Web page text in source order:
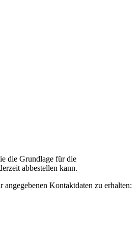
die Grundlage für die
abbestellen kann.
Kontaktdaten zu erhalten: